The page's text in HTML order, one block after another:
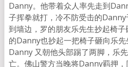
Danny。他带着众人率先走到
子挥拳就打，冷不防受击的
到墙边，罗的朋友乐先生抄起椅
的Danny也抄起一把椅子砸向乐先
Danny 又朝他头部踢了两脚，乐
亡。佛山警方当晚将Danny羁押